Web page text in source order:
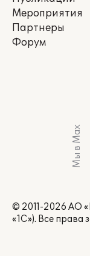
Мероприятия
Партнеры
Форум
Мы в Max
© 2011-2026 АО
«1С»). Все права